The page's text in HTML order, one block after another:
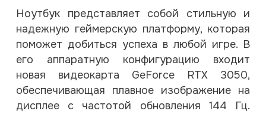
Ноутбук представляет собой стильную и
надежную геймерскую платформу, которая
поможет добиться успеха в любой игре. В
его аппаратную конфигурацию входит
новая видеокарта GeForce RTX 3050,
обеспечивающая плавное изображение на
дисплее с частотой обновления 144 Гц.